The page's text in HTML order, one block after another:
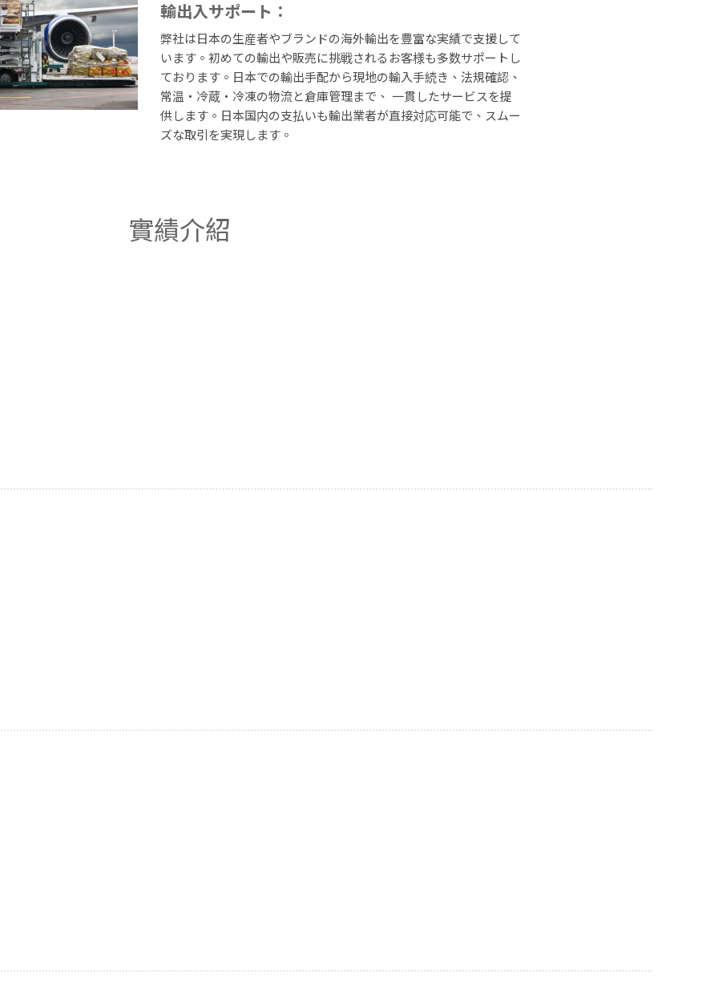
輸出入サポート：
弊社は日本の生産者やブランドの海外輸出を豊富な実績で支援して
います。初めての輸出や販売に挑戦されるお客様も多数サポートし
ております。日本での輸出手配から現地の輸入手続き、法規確認、
常温・冷蔵・冷凍の物流と倉庫管理まで、 一貫したサービスを提
供します。日本国内の支払いも輸出業者が直接対応可能で、スムー
ズな取引を実現します。
實績介紹